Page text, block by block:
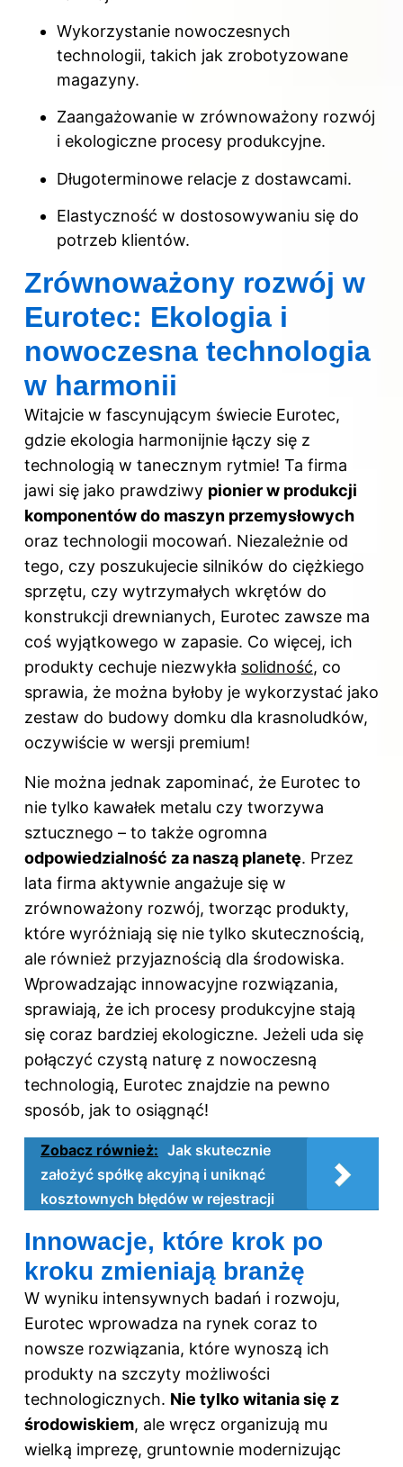
Wykorzystanie nowoczesnych
technologii, takich jak zrobotyzowane
magazyny.
Zaangażowanie w zrównoważony rozwój
i ekologiczne procesy produkcyjne.
Długoterminowe relacje z dostawcami.
Elastyczność w dostosowywaniu się do
potrzeb klientów.
Zrównoważony rozwój w
Eurotec: Ekologia i
nowoczesna technologia
w harmonii
Witajcie w fascynującym świecie Eurotec,
gdzie ekologia harmonijnie łączy się z
technologią w tanecznym rytmie! Ta firma
jawi się jako prawdziwy pionier w produkcji
komponentów do maszyn przemysłowych
oraz technologii mocowań. Niezależnie od
tego, czy poszukujecie silników do ciężkiego
sprzętu, czy wytrzymałych wkrętów do
konstrukcji drewnianych, Eurotec zawsze ma
coś wyjątkowego w zapasie. Co więcej, ich
produkty cechuje niezwykła solidność, co
sprawia, że można byłoby je wykorzystać jako
zestaw do budowy domku dla krasnoludków,
oczywiście w wersji premium!
Nie można jednak zapominać, że Eurotec to
nie tylko kawałek metalu czy tworzywa
sztucznego – to także ogromna
odpowiedzialność za naszą planetę. Przez
lata firma aktywnie angażuje się w
zrównoważony rozwój, tworząc produkty,
które wyróżniają się nie tylko skutecznością,
ale również przyjaznością dla środowiska.
Wprowadzając innowacyjne rozwiązania,
sprawiają, że ich procesy produkcyjne stają
się coraz bardziej ekologiczne. Jeżeli uda się
połączyć czystą naturę z nowoczesną
technologią, Eurotec znajdzie na pewno
sposób, jak to osiągnąć!
Zobacz również: Jak skutecznie
założyć spółkę akcyjną i uniknąć
kosztownych błędów w rejestracji
Innowacje, które krok po
kroku zmieniają branżę
W wyniku intensywnych badań i rozwoju,
Eurotec wprowadza na rynek coraz to
nowsze rozwiązania, które wynoszą ich
produkty na szczyty możliwości
technologicznych. Nie tylko witania się z
środowiskiem, ale wręcz organizują mu
wielką imprezę, gruntownie modernizując